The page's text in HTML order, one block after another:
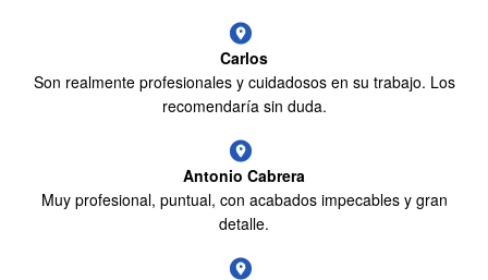
Carlos
Son realmente profesionales y cuidadosos en su trabajo. Los
recomendaría sin duda.
Antonio Cabrera
Muy profesional, puntual, con acabados impecables y gran
detalle.